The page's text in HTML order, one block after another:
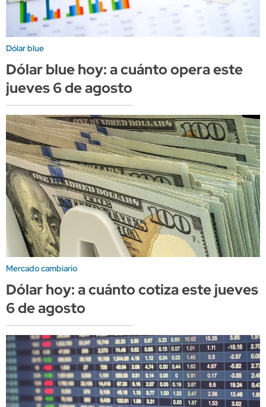
Dólar blue
Dólar blue hoy: a cuánto opera este
jueves 6 de agosto
Mercado cambiario
Dólar hoy: a cuánto cotiza este jueves
6 de agosto